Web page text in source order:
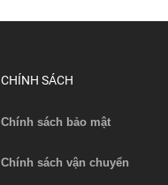
CHÍNH SÁCH
Chính sách bảo mật
Chính sách vận chuyển